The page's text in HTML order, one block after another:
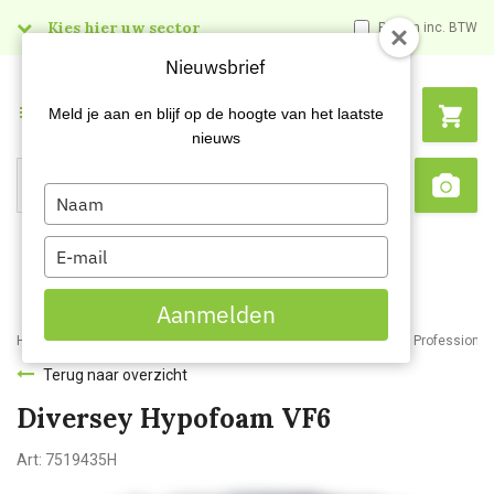
Kies hier uw sector Prijzen inc. BTW
Search
Menu
Home Webshop Schoonmaakartikelen Reinigingsmiddelen
Terug naar overzicht
Diversey Hypofoam VF6
Art: 7519435H
Nieuwsbrief
Meld je aan en blijf op de hoogte van het laatste
nieuws
Type
your
name
Type
your
email
Aanmelden